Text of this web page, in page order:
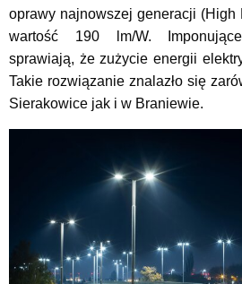
oprawy najnowszej generacji (High
wartość 190 lm/W.
sprawiają, że zużycie energii
Takie rozwiązanie znalazło się
Sierakowice jak i w Braniewie.